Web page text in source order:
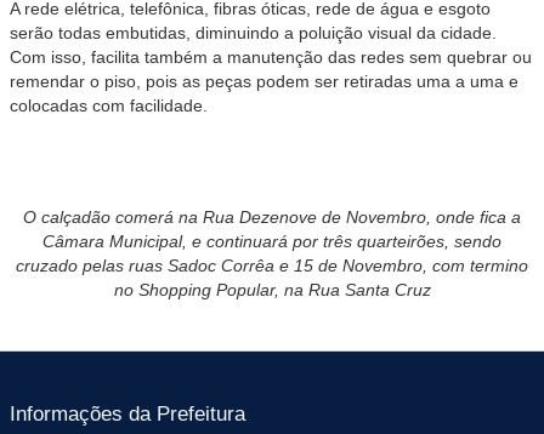
A rede elétrica, telefônica, fibras óticas, rede de água e esgoto
serão todas embutidas, diminuindo a poluição visual da cidade.
Com isso, facilita também a manutenção das redes sem quebrar ou
remendar o piso, pois as peças podem ser retiradas uma a uma e
colocadas com facilidade.
O calçadão comerá na Rua Dezenove de Novembro, onde fica a
Câmara Municipal, e continuará por três quarteirões, sendo
cruzado pelas ruas Sadoc Corrêa e 15 de Novembro, com termino
no Shopping Popular, na Rua Santa Cruz
Informações da Prefeitura